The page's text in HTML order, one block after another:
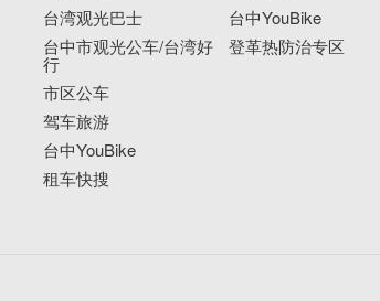
台湾观光巴士
台中市观光公车/台湾好
行
市区公车
驾车旅游
台中YouBike
租车快搜
台中YouBike
登革热防治专区